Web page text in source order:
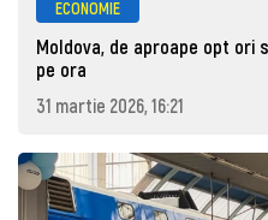
ECONOMIE
Moldova, de aproape opt ori
pe ora
31 martie 2026, 16:21